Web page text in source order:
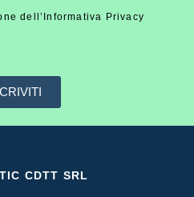
dell’Informativa Privacy
CDTT SRL